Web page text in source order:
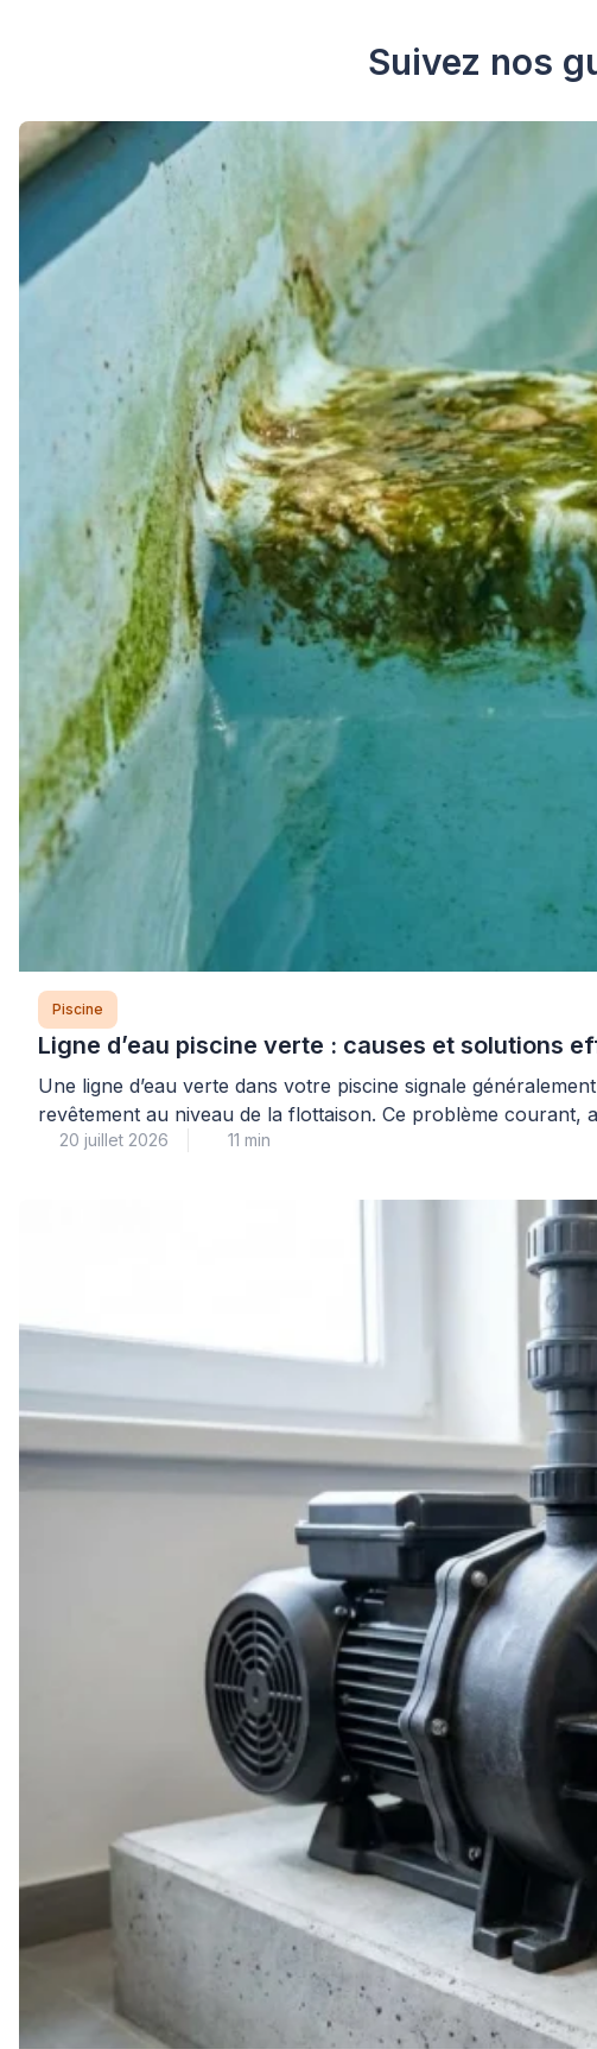
Suivez nos
Piscine
Ligne d’eau piscine verte : causes et solutions
Une ligne d’eau verte dans votre piscine signale
revêtement au niveau de la flottaison. Ce problème courant,
et d’adopter une méthode progressive adaptée […]
20 juillet 2026 11 min